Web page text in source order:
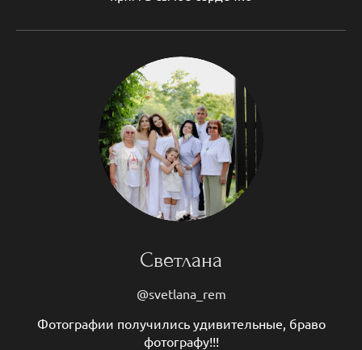
Светлана
@svetlana_rem
Фотографии получились удивительные, браво
фотографу!!!